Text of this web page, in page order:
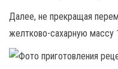
Далее, не прекращая
желтково-сахарную массу